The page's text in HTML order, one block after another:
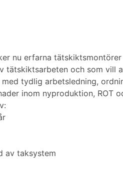
nu erfarna
tätskiktsarbeten och som
tydlig arbetsledning,
inom nyproduktion, ROT
av taksystem